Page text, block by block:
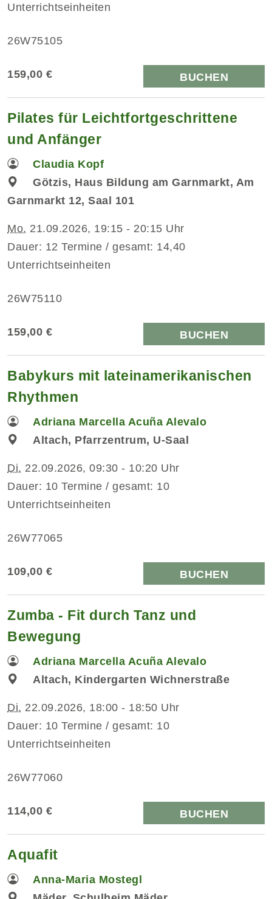
Unterrichtseinheiten
26W75105
159,00 € BUCHEN
Pilates für Leichtfortgeschrittene
und Anfänger
Claudia Kopf
Götzis, Haus Bildung am Garnmarkt, Am
Garnmarkt 12, Saal 101
Mo. 21.09.2026, 19:15 - 20:15 Uhr
Dauer: 12 Termine / gesamt: 14,40
Unterrichtseinheiten
26W75110
159,00 € BUCHEN
Babykurs mit lateinamerikanischen
Rhythmen
Adriana Marcella Acuña Alevalo
Altach, Pfarrzentrum, U-Saal
Di. 22.09.2026, 09:30 - 10:20 Uhr
Dauer: 10 Termine / gesamt: 10
Unterrichtseinheiten
26W77065
109,00 € BUCHEN
Zumba - Fit durch Tanz und
Bewegung
Adriana Marcella Acuña Alevalo
Altach, Kindergarten Wichnerstraße
Di. 22.09.2026, 18:00 - 18:50 Uhr
Dauer: 10 Termine / gesamt: 10
Unterrichtseinheiten
26W77060
114,00 € BUCHEN
Aquafit
Anna-Maria Mostegl